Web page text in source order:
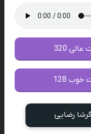
320
128
رضایی